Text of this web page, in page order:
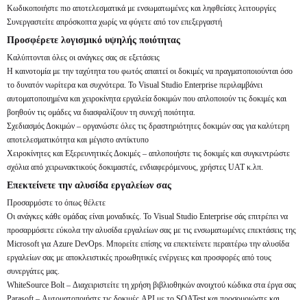
Κωδικοποιήστε πιο αποτελεσματικά με ενσωματωμένες και ληφθείσες λειτουργίες
Συνεργαστείτε απρόσκοπτα χωρίς να φύγετε από τον επεξεργαστή
Προσφέρετε λογισμικό υψηλής ποιότητας
Καλύπτονται όλες οι ανάγκες σας σε εξετάσεις
Η καινοτομία με την ταχύτητα του φωτός απαιτεί οι δοκιμές να πραγματοποιούνται όσο
το δυνατόν νωρίτερα και συχνότερα. Το Visual Studio Enterprise περιλαμβάνει
αυτοματοποιημένα και χειροκίνητα εργαλεία δοκιμών που απλοποιούν τις δοκιμές και
βοηθούν τις ομάδες να διασφαλίζουν τη συνεχή ποιότητα.
Σχεδιασμός Δοκιμών – οργανώστε όλες τις δραστηριότητες δοκιμών σας για καλύτερη
αποτελεσματικότητα και μέγιστο αντίκτυπο
Χειροκίνητες και Εξερευνητικές Δοκιμές – απλοποιήστε τις δοκιμές και συγκεντρώστε
σχόλια από χειρωνακτικούς δοκιμαστές, ενδιαφερόμενους, χρήστες UAT κ.λπ.
Επεκτείνετε την αλυσίδα εργαλείων σας
Προσαρμόστε το όπως θέλετε
Οι ανάγκες κάθε ομάδας είναι μοναδικές. Το Visual Studio Enterprise σάς επιτρέπει να
προσαρμόσετε εύκολα την αλυσίδα εργαλείων σας με τις ενσωματωμένες επεκτάσεις της
Microsoft για Azure DevOps. Μπορείτε επίσης να επεκτείνετε περαιτέρω την αλυσίδα
εργαλείων σας με αποκλειστικές προωθητικές ενέργειες και προσφορές από τους
συνεργάτες μας.
WhiteSource Bolt – Διαχειριστείτε τη χρήση βιβλιοθηκών ανοιχτού κώδικα στα έργα σας